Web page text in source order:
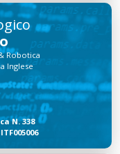
Robotica
Inglese
N. 338